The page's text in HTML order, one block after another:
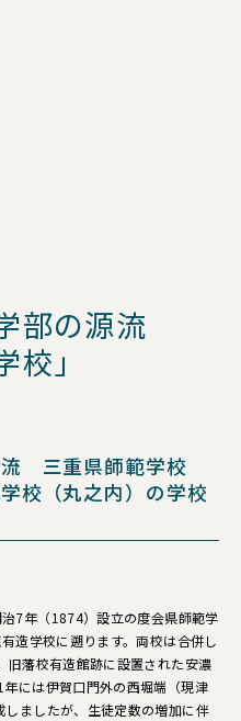
部の源流
校」
流 三重県師範学校
校（丸之内）の学校
7年（1874）設立の度会県師範学
造学校に遡ります。両校は合併し
旧藩校有造館跡に設置された安濃
には伊賀口門外の西堀端（現津
ましたが、生徒定数の増加に伴